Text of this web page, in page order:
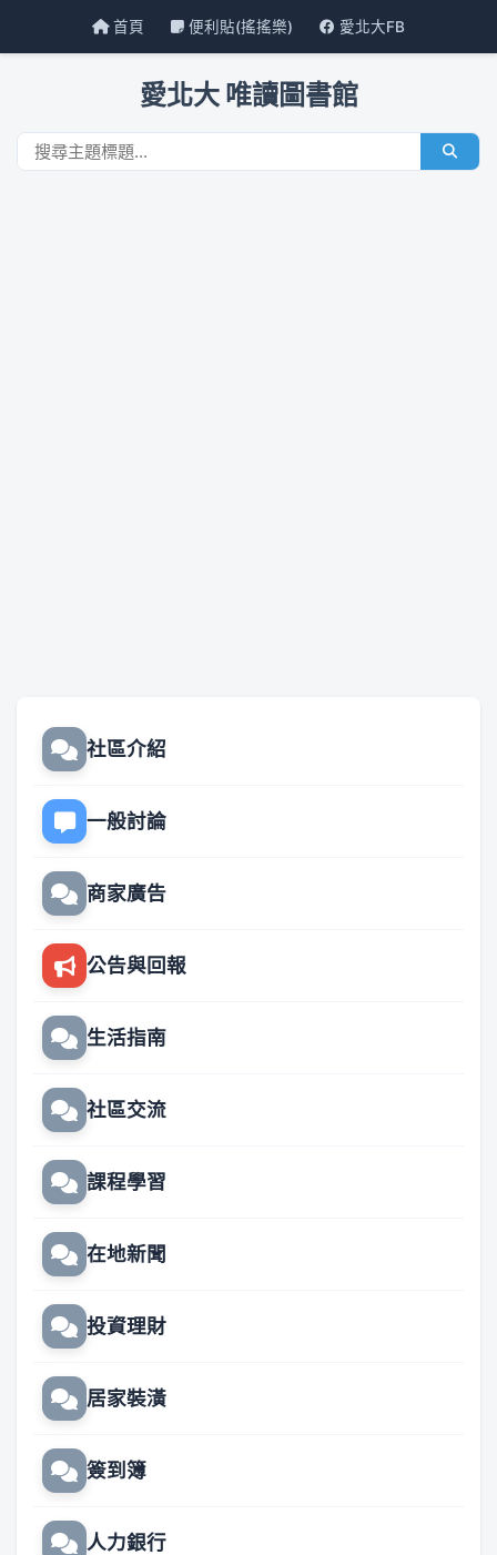
首頁 便利貼(搖搖樂) 愛北大FB
愛北大 唯讀圖書館
社區介紹
一般討論
商家廣告
公告與回報
生活指南
社區交流
課程學習
在地新聞
投資理財
居家裝潢
簽到簿
人力銀行